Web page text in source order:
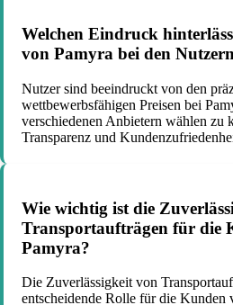
Welchen Eindruck
von Pamyra bei den
Nutzer sind beeindruckt von den
wettbewerbsfähigen Preisen bei
verschiedenen Anbietern wählen zu
Transparenz und
Wie wichtig ist die
Transportaufträgen für die
Pamyra?
Die Zuverlässigkeit von
entscheidende Rolle für die Kunden